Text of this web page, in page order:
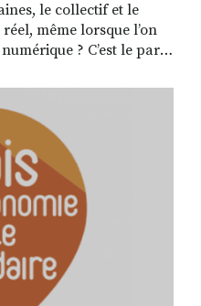
le collectif et le
même lorsque l’on
? C’est le pari
“brasserie” Les
existent sous
: associations